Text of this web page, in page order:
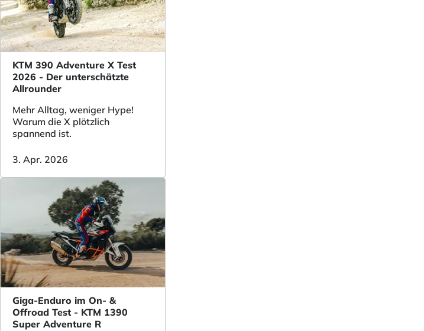
KTM 390 Adventure X Test
2026 - Der unterschätzte
Allrounder
Mehr Alltag, weniger Hype!
Warum die X plötzlich
spannend ist.
3. Apr. 2026
Giga-Enduro im On- &
Offroad Test - KTM 1390
Super Adventure R